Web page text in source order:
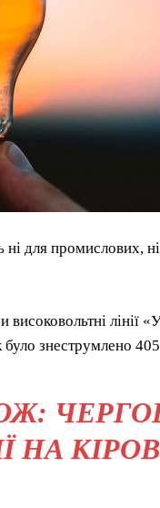
для промислових,
лінії
знеструмлено
НА